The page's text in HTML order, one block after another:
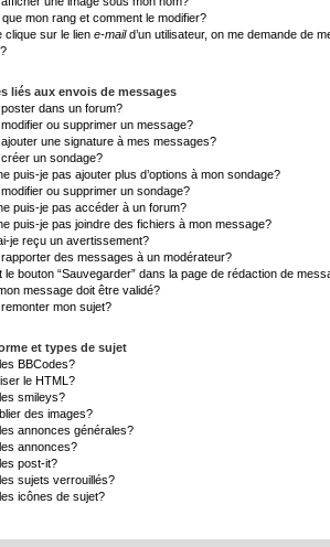
que mon rang et comment le modifier?
clique sur le lien e-maild’un utilisateur, on me demande de
liés aux envois de messages
dans un forum?
ou supprimer un message?
une signature à mes messages?
un sondage?
puis-je pas ajouter plus d’options à mon sondage?
ou supprimer un sondage?
puis-je pas accéder à un forum?
puis-je pas joindre des fichiers à mon message?
je reçu un avertissement?
des messages à un modérateur?
le bouton “Sauvegarder” dans la page de rédaction de
message doit être validé?
mon sujet?
et types de sujet
BBCodes?
le HTML?
smileys?
des images?
annonces générales?
annonces?
post-it?
sujets verrouillés?
icônes de sujet?